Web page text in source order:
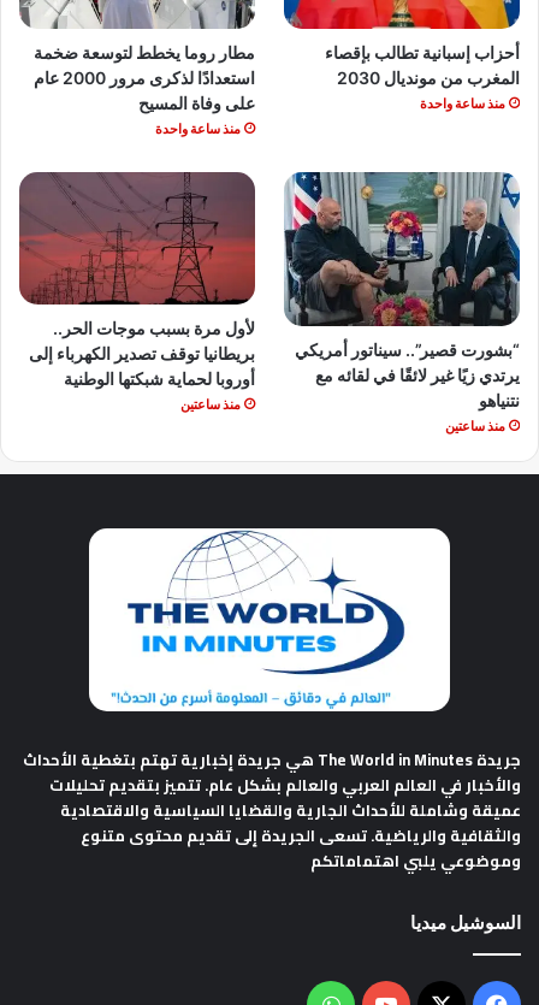
أحزاب إسبانية تطالب بإقصاء
المغرب من مونديال 2030
منذ ساعة واحدة
مطار روما يخطط لتوسعة ضخمة
استعدادًا لذكرى مرور 2000 عام
على وفاة المسيح
منذ ساعة واحدة
“بشورت قصير”.. سيناتور أمريكي
يرتدي زيًا غير لائقًا في لقائه مع
نتنياهو
منذ ساعتين
لأول مرة بسبب موجات الحر..
بريطانيا توقف تصدير الكهرباء إلى
أوروبا لحماية شبكتها الوطنية
منذ ساعتين
جريدة The World in Minutes
هي جريدة إخبارية تهتم بتغطية الأحداث
والأخبار في العالم العربي والعالم بشكل عام. تتميز بتقديم تحليلات
عميقة وشاملة للأحداث الجارية والقضايا السياسية والاقتصادية
والثقافية والرياضية. تسعى الجريدة إلى تقديم محتوى متنوع
وموضوعي يلبي اهتماماتكم
السوشيل ميديا